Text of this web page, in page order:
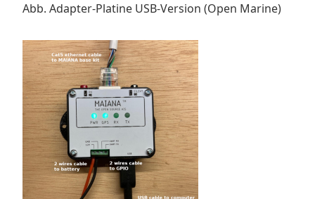
Abb. Adapter-Platine USB-Version (Open Marine)